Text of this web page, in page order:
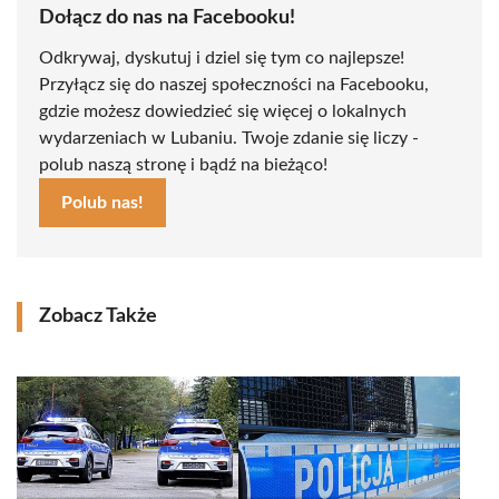
Dołącz do nas na Facebooku!
Odkrywaj, dyskutuj i dziel się tym co najlepsze!
Przyłącz się do naszej społeczności na Facebooku,
gdzie możesz dowiedzieć się więcej o lokalnych
wydarzeniach w Lubaniu. Twoje zdanie się liczy -
polub naszą stronę i bądź na bieżąco!
Polub nas!
Zobacz Także